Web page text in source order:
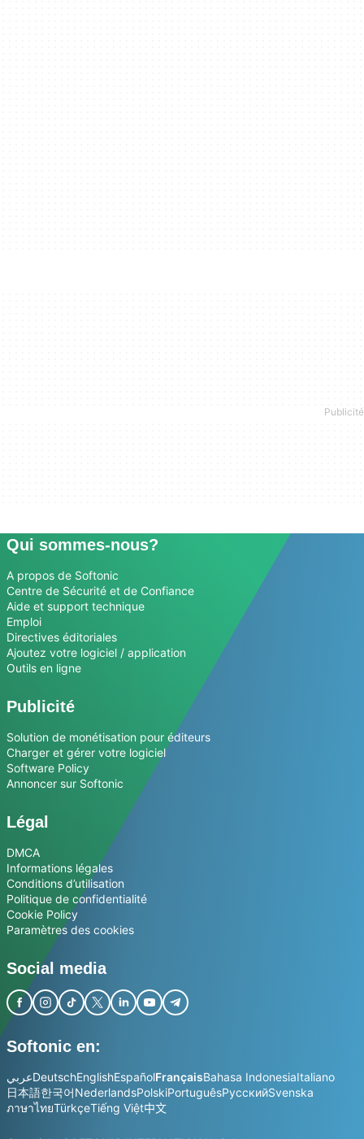
Qui sommes-nous?
A propos de Softonic
Centre de Sécurité et de Confiance
Aide et support technique
Emploi
Directives éditoriales
Ajoutez votre logiciel / application
Outils en ligne
Publicité
Solution de monétisation pour éditeurs
Charger et gérer votre logiciel
Software Policy
Annoncer sur Softonic
Légal
DMCA
Informations légales
Conditions d’utilisation
Politique de confidentialité
Cookie Policy
Paramètres des cookies
Social media
Softonic en:
عربيDeutschEnglishEspañolFrançaisBahasa IndonesiaItaliano
日本語한국어NederlandsPolskiPortuguêsРусскийSvenska
ภาษาไทยTürkçeTiếng Việt中文